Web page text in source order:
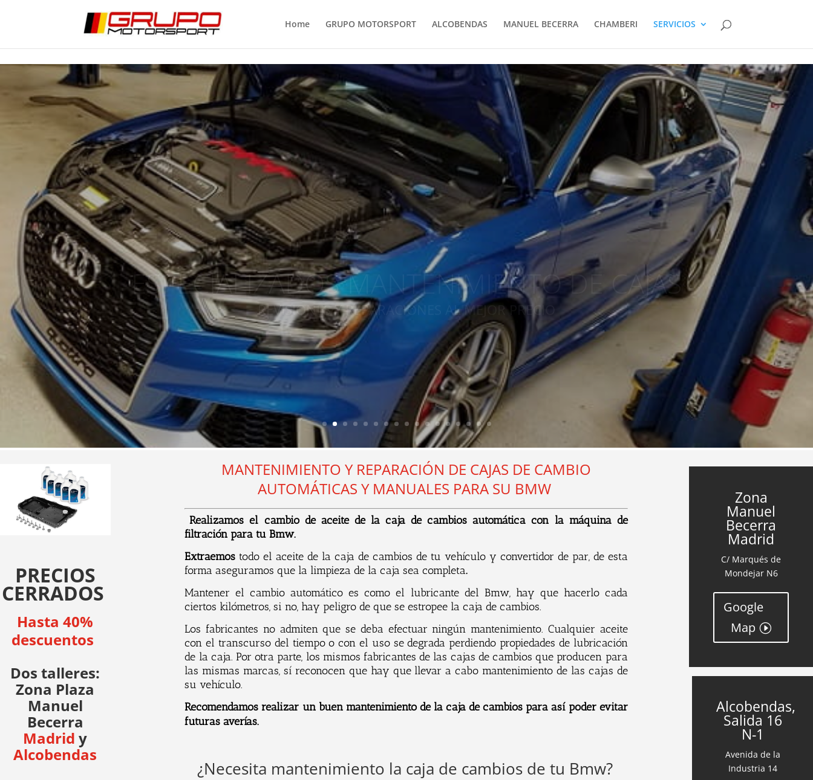
Home GRUPO MOTORSPORT ALCOBENDAS MANUEL BECERRA CHAMBERI SERVICIOS
ESPECIALIZADOS MANTENIMIENTO DE CAJAS
REVISIONES Y REPARACIONES AL MEJOR PRECIO
PRECIOS
CERRADOS
Hasta 40%
descuentos
Dos talleres:
Zona Plaza
Manuel
Becerra
Madrid y
Alcobendas
MANTENIMIENTO Y REPARACIÓN DE CAJAS DE CAMBIO
AUTOMÁTICAS Y MANUALES PARA SU BMW
Realizamos el cambiodeaceitedelacaja decambios automática con lamáquinade
filtración para tu Bmw.
Extraemos todo el aceite de la caja de cambios de tu vehículo y convertidor de par, de esta
forma aseguramos que la limpieza de la caja sea completa.
Mantener el cambio automático es como el lubricante del Bmw, hay que hacerlo cada
ciertos kilómetros, si no, hay peligro de que se estropee la caja de cambios.
Los fabricantes noadmitenque se deba efectuar ningún mantenimiento. Cualquier aceite
con el transcurso del tiempo o con el uso se degrada perdiendo propiedades de lubricación
de la caja. Por otra parte, los mismos fabricantes de las cajas de cambios que producen para
las mismas marcas, sí reconocen que hay que llevar a cabo mantenimiento de las cajas de
su vehículo.
Recomendamos realizar un buen mantenimiento de la caja de cambios para así poder evitar
futuras averías.
¿Necesita mantenimiento la caja de cambios de tu Bmw?
Zona
Manuel
Becerra
Madrid
C/ Marqués de
Mondejar N6
Google
Map
Alcobendas,
Salida 16
N-1
Avenida de la
Industria 14